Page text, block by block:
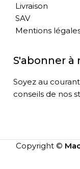
Livraison
SAV
Mentions
S'abonner
Soyez au
conseils de nos
Copyright ©